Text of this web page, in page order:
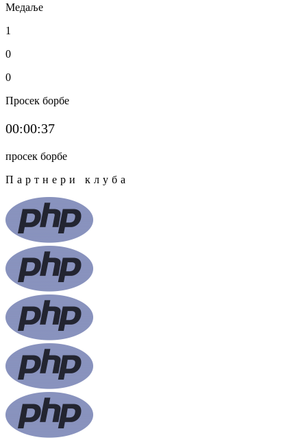
Медаље
1
0
0
Просек борбе
00:00:37
просек борбе
Партнери клуба